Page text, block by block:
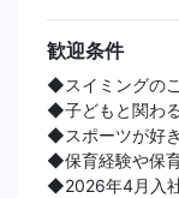
歓迎条件
◆スイミングの
◆子どもと関わ
◆スポーツが好
◆保育経験や保
◆2026年4月入